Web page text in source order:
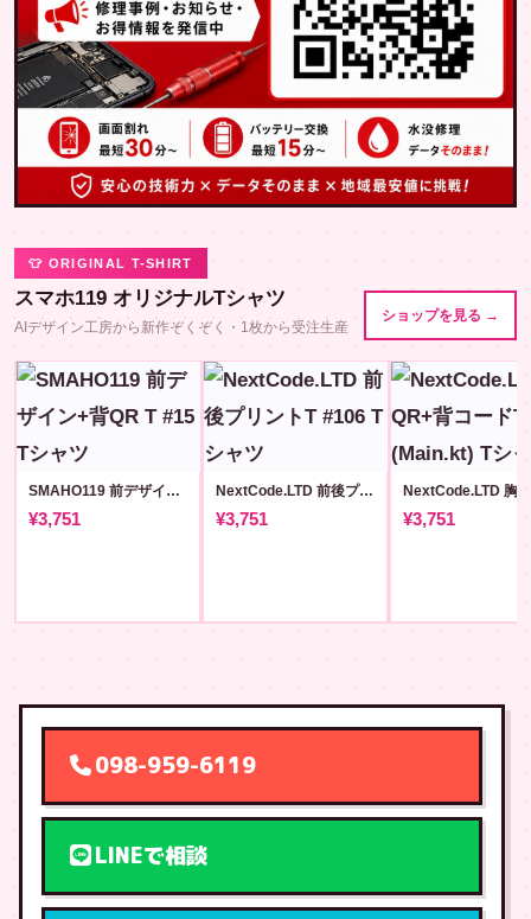
👕 ORIGINAL T-SHIRT
スマホ119 オリジナルTシャツ
AIデザイン工房から新作ぞくぞく・1枚から受注生産
ショップを見る →
SMAHO119 前デザイン+背QR T #15
¥3,751
NextCode.LTD 前後プリントT #106
¥3,751 ¥3,751
098-959-6119
LINEで相談